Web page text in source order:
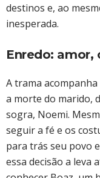
destinos e, ao
inesperada.
Enredo: amor,
A trama
a morte do marido,
sogra, Noemi.
seguir a fé e os
para trás seu povo
essa decisão a leva